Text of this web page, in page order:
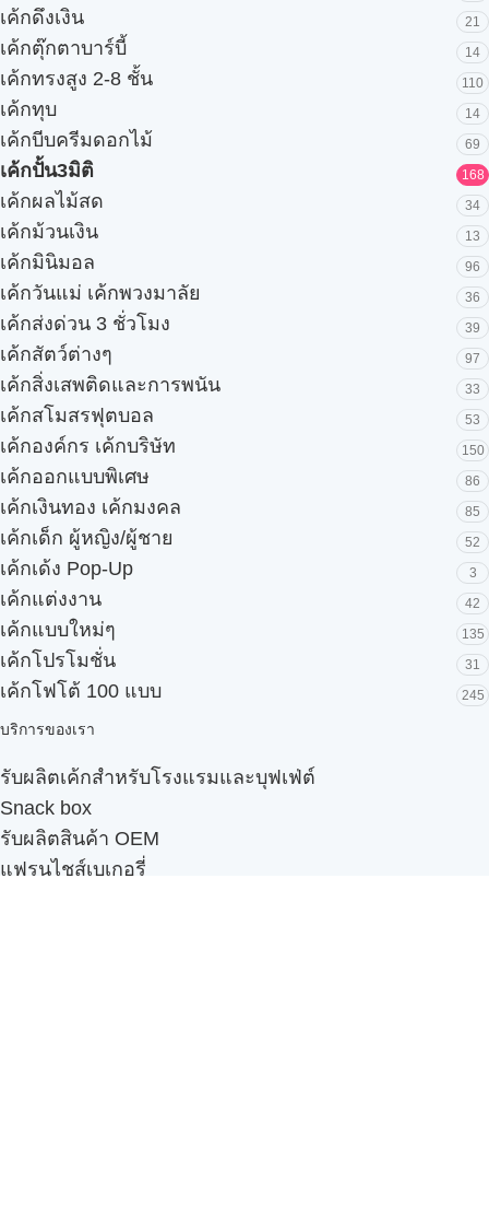
เค้กดึงเงิน 21
เค้กตุ๊กตาบาร์บี้ 14
เค้กทรงสูง 2-8 ชั้น 110
เค้กทุบ 14
เค้กบีบครีมดอกไม้ 69
เค้กปั้น3มิติ 168
เค้กผลไม้สด 34
เค้กม้วนเงิน 13
เค้กมินิมอล 96
เค้กวันแม่ เค้กพวงมาลัย 36
เค้กส่งด่วน 3 ชั่วโมง 39
เค้กสัตว์ต่างๆ 97
เค้กสิ่งเสพติดและการพนัน 33
เค้กสโมสรฟุตบอล 53
เค้กองค์กร เค้กบริษัท 150
เค้กออกแบบพิเศษ 86
เค้กเงินทอง เค้กมงคล 85
เค้กเด็ก ผู้หญิง/ผู้ชาย 52
เค้กเด้ง Pop-Up 3
เค้กแต่งงาน 42
เค้กแบบใหม่ๆ 135
เค้กโปรโมชั่น 31
เค้กโฟโต้ 100 แบบ 245
บริการของเรา
รับผลิตเค้กสำหรับโรงแรมและบุฟเฟ่ต์
Snack box
รับผลิตสินค้า OEM
แฟรนไชส์เบเกอรี่